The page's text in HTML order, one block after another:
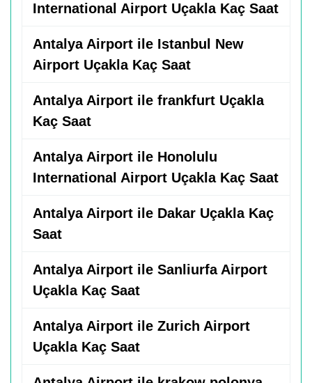
International Airport Uçakla Kaç Saat
Antalya Airport ile Istanbul New
Airport Uçakla Kaç Saat
Antalya Airport ile frankfurt Uçakla
Kaç Saat
Antalya Airport ile Honolulu
International Airport Uçakla Kaç Saat
Antalya Airport ile Dakar Uçakla Kaç
Saat
Antalya Airport ile Sanliurfa Airport
Uçakla Kaç Saat
Antalya Airport ile Zurich Airport
Uçakla Kaç Saat